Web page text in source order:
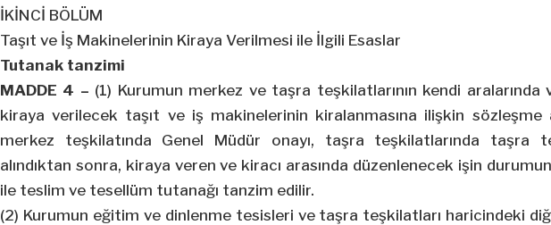
İKİNCİ BÖLÜM
Taşıt ve İş Makinelerinin Kiraya Verilmesi ile İlgili Esaslar
Tutanak tanzimi
MADDE 4 – (1) Kurumun merkez ve taşra teşkilatlarının kendi aralarında
kiraya verilecek taşıt ve iş makinelerinin kiralanmasına ilişkin sözleşme
merkez teşkilatında Genel Müdür onayı, taşra teşkilatlarında taşra
alındıktan sonra, kiraya veren ve kiracı arasında düzenlenecek işin
ile teslim ve tesellüm tutanağı tanzim edilir.
(2) Kurumun eğitim ve dinlenme tesisleri ve taşra teşkilatları haricindeki